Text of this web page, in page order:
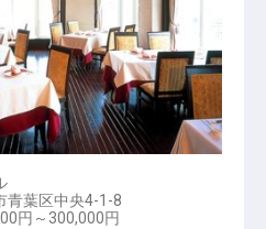
青葉区中央4-1-8
円～ 300,000円